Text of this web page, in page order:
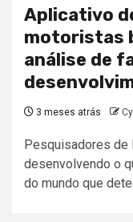
Aplicativo
motoristas
análise de
3 meses atrás
Pesquisadores de
desenvolvendo o
do mundo que